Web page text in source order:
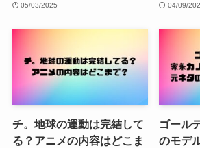
05/03/2025 04/09/
チ。地球の運動は完結して
る？アニメの内容はどこま
ゴール
のモデ